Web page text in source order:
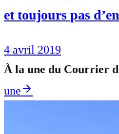
et toujours pas
4 avril 2019
À la une du Courrier
une